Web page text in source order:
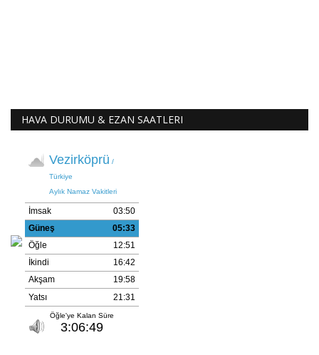
HAVA DURUMU & EZAN SAATLERI